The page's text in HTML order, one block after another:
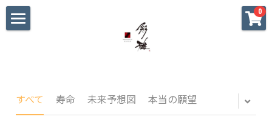
0
大切な方への贈り物
すべて 寿命 未来予想図 本当の願望
×
ストアカテゴリー